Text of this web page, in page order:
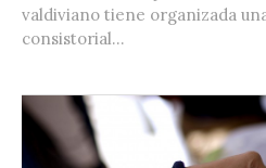
valdiviano tiene organizada
consistorial...